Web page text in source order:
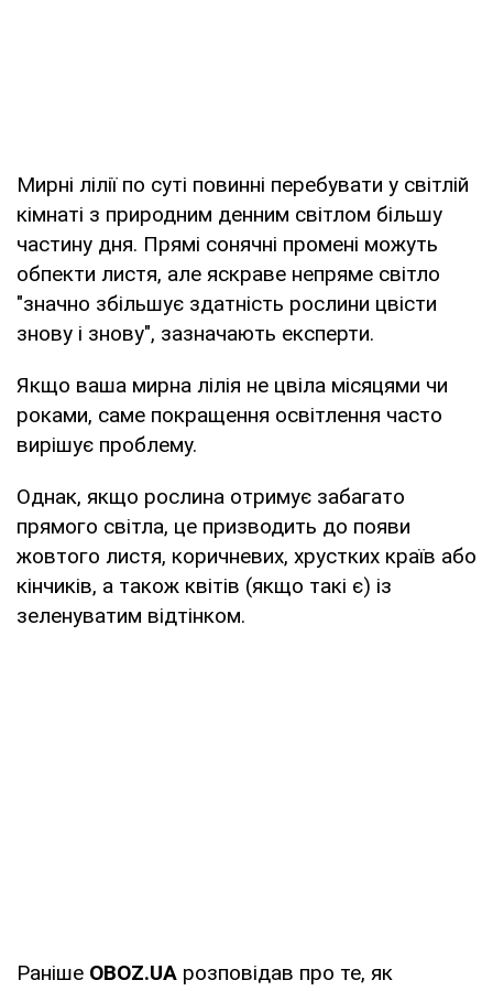
Мирні лілії по суті повинні перебувати у світлій
кімнаті з природним денним світлом більшу
частину дня. Прямі сонячні промені можуть
обпекти листя, але яскраве непряме світло
"значно збільшує здатність рослини цвісти
знову і знову", зазначають експерти.
Якщо ваша мирна лілія не цвіла місяцями чи
роками, саме покращення освітлення часто
вирішує проблему.
Однак, якщо рослина отримує забагато
прямого світла, це призводить до появи
жовтого листя, коричневих, хрустких країв або
кінчиків, а також квітів (якщо такі є) із
зеленуватим відтінком.
Раніше OBOZ.UA розповідав про те, як